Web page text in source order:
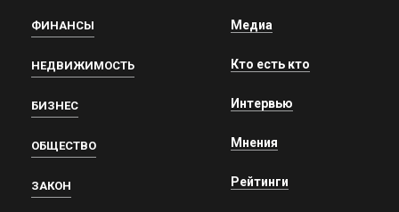
ФИНАНСЫ
НЕДВИЖИМОСТЬ
БИЗНЕС
ОБЩЕСТВО
ЗАКОН
Медиа
Кто есть кто
Интервью
Мнения
Рейтинги